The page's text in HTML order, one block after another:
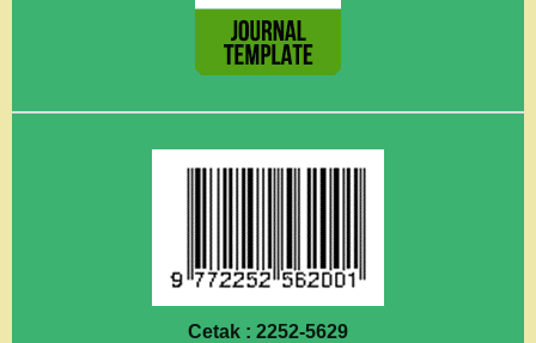
Cetak : 2252-5629